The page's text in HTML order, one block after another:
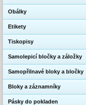
Obálky
Etikety
Tiskopisy
Samolepicí bločky a záložky
Samopřilnavé bloky a bločky
Bloky a záznamníky
Pásky do pokladen